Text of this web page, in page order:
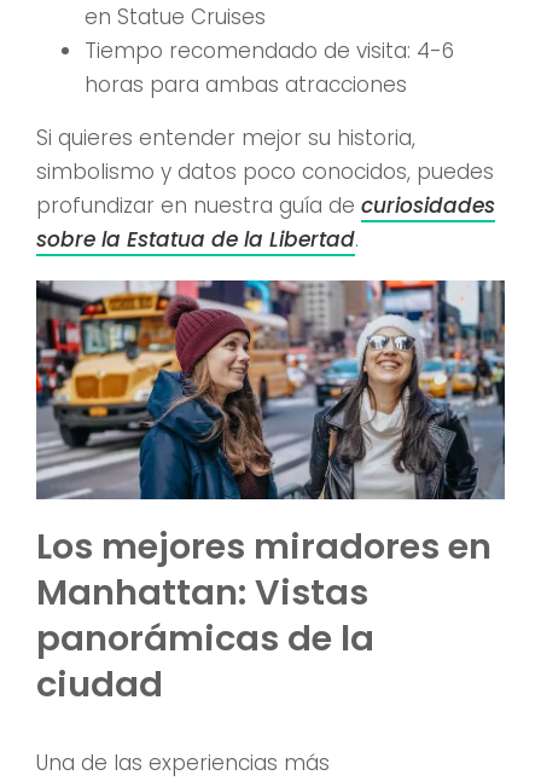
en Statue Cruises
Tiempo recomendado de visita: 4-6
horas para ambas atracciones
Si quieres entender mejor su historia,
simbolismo y datos poco conocidos, puedes
profundizar en nuestra guía de curiosidades
sobre la Estatua de la Libertad.
Los mejores miradores en
Manhattan: Vistas
panorámicas de la
ciudad
Una de las experiencias más